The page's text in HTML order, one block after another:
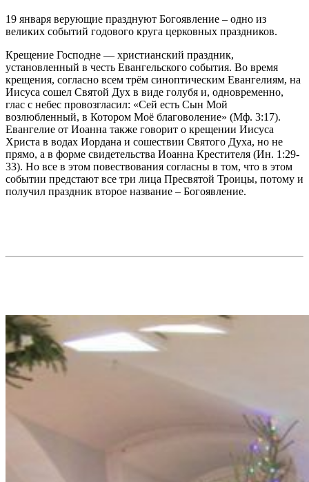
19 января верующие празднуют Богоявление – одно из
великих событий годового круга церковных праздников.
Крещение Господне — христианский праздник,
установленный в честь Евангельского события. Во время
крещения, согласно всем трём синоптическим Евангелиям, на
Иисуса сошел Святой Дух в виде голубя и, одновременно,
глас с небес провозгласил: «Сей есть Сын Мой
возлюбленный, в Котором Моё благоволение» (Мф. 3:17).
Евангелие от Иоанна также говорит о крещении Иисуса
Христа в водах Иордана и сошествии Святого Духа, но не
прямо, а в форме свидетельства Иоанна Крестителя (Ин. 1:29-
33). Но все в этом повествования согласны в том, что в этом
событии предстают все три лица Пресвятой Троицы, потому и
получил праздник второе название – Богоявление.